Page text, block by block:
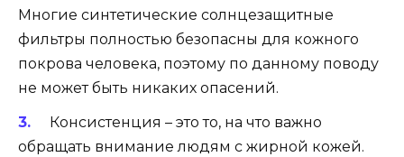
Многие синтетические солнцезащитные
фильтры полностью безопасны для кожного
покрова человека, поэтому по данному поводу
не может быть никаких опасений.
Консистенция – это то, на что важно
обращать внимание людям с жирной кожей.